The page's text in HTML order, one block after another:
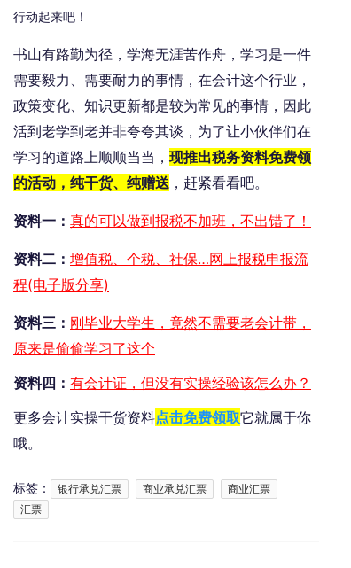
行动起来吧！
书山有路勤为径，学海无涯苦作舟，学习是一件
需要毅力、需要耐力的事情，在会计这个行业，
政策变化、知识更新都是较为常见的事情，因此
活到老学到老并非夸夸其谈，为了让小伙伴们在
学习的道路上顺顺当当， 现推出税务资料免费领
的活动，纯干货、纯赠送 ，赶紧看看吧。
资料一： 真的可以做到报税不加班，不出错了！
资料二： 增值税、个税、社保…网上报税申报流
程(电子版分享)
资料三： 刚毕业大学生，竟然不需要老会计带，
原来是偷偷学习了这个
资料四： 有会计证，但没有实操经验该怎么办？
更多会计实操干货资料点击免费领取它就属于你
哦。
标签： 银行承兑汇票 商业承兑汇票
商业汇票
汇票